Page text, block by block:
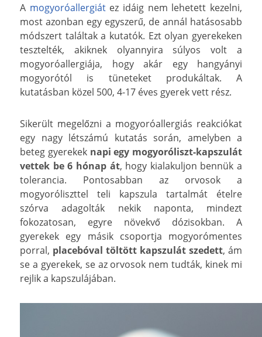
A mogyoróallergiátez idáig nem lehetett kezelni,
most azonban egy egyszerű, de annál hatásosabb
módszert találtak a kutatók. Ezt olyan gyerekeken
tesztelték, akiknek olyannyira súlyos volt a
mogyoróallergiája, hogy akár egy hangyányi
mogyorótól is tüneteket produkáltak. A
kutatásban közel 500, 4-17 éves gyerek vett rész.
Sikerült megelőzni a mogyoróallergiás reakciókat
egy nagy létszámú kutatás során, amelyben a
beteg gyerekek napi egy mogyoróliszt-kapszulát
vettek be 6 hónap át, hogy kialakuljon bennük a
tolerancia. Pontosabban az orvosok a
mogyoróliszttel teli kapszula tartalmát ételre
szórva adagolták nekik naponta, mindezt
fokozatosan, egyre növekvő dózisokban. A
gyerekek egy másik csoportja mogyorómentes
porral, placebóval töltött kapszulát szedett, ám
se a gyerekek, se az orvosok nem tudták, kinek mi
rejlik a kapszulájában.